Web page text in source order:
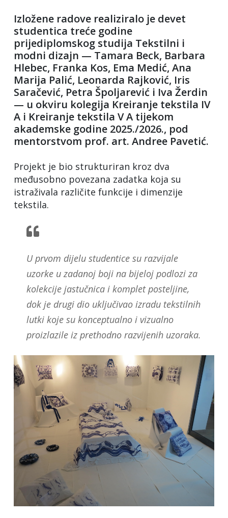
Izložene radove realiziralo je devet
studentica treće godine
prijediplomskog studija Tekstilni i
modni dizajn — Tamara Beck, Barbara
Hlebec, Franka Kos, Ema Medić, Ana
Marija Palić, Leonarda Rajković, Iris
Saračević, Petra Špoljarević i Iva Žerdin
— u okviru kolegija Kreiranje tekstila IV
A i Kreiranje tekstila V A tijekom
akademske godine 2025./2026., pod
mentorstvom prof. art. Andree Pavetić.
Projekt je bio strukturiran kroz dva
međusobno povezana zadatka koja su
istraživala različite funkcije i dimenzije
tekstila.
U prvom dijelu studentice su razvijale
uzorke u zadanoj boji na bijeloj podlozi za
kolekcije jastučnica i komplet posteljine,
dok je drugi dio uključivao izradu tekstilnih
lutki koje su konceptualno i vizualno
proizlazile iz prethodno razvijenih uzoraka.